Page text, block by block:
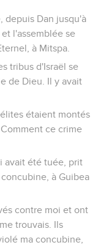
depuis Dan jusqu'à
et l'assemblée se
à Mitspa.
tribus d'Israël se
de Dieu. Il y avait
étaient montés
ce crime
avait été tuée, prit
à Guibea
contre moi et ont
trouvais. Ils
ma concubine,